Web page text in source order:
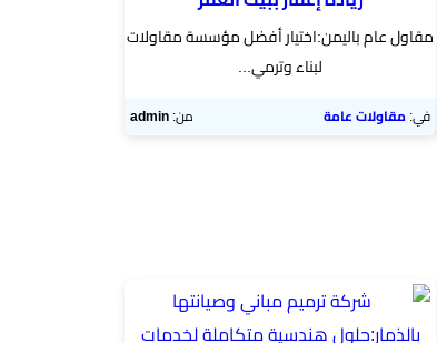
مقاول عام باليمن:اختيار أفضل مؤسسة مقاولات
لبناء وترمي...
في:مقاولات عامة من:admin